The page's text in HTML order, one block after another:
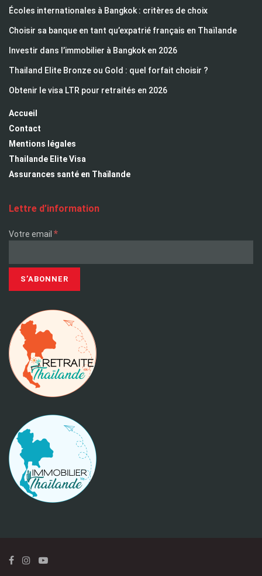
Écoles internationales à Bangkok : critères de choix
Choisir sa banque en tant qu’expatrié français en Thaïlande
Investir dans l’immobilier à Bangkok en 2026
Thailand Elite Bronze ou Gold : quel forfait choisir ?
Obtenir le visa LTR pour retraités en 2026
Accueil
Contact
Mentions légales
Thailande Elite Visa
Assurances santé en Thaïlande
Lettre d’information
Votre email *